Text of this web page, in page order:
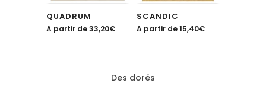
QUADRUM
A partir de33,20€
SCANDIC
A partir de15,40€
Des dorés